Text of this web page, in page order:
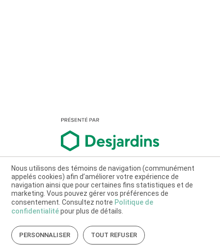
Nous utilisons des témoins de navigation (communément
appelés cookies) afin d’améliorer votre expérience de
navigation ainsi que pour certaines fins statistiques et de
marketing. Vous pouvez gérer vos préférences de
consentement. Consultez notre Politique de
confidentialitépour plus de détails.
PERSONNALISER TOUT REFUSER